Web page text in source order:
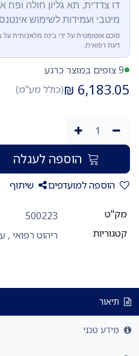
דו צדדית, תא גליון חולה
מיטבי ועמידות לשימוש
סוכם אוטומטית על ידי בינה מלאכותית
דעת רפואית.
9 צופים במוצר כרגע
6,183.05
₪(כולל מע"מ)
הוספה לעגלה
הוספה למועדפים שיתוף
מק"ט
500223
קטגוריות
ריהוט רפואי,
תיאור
מידע טכני